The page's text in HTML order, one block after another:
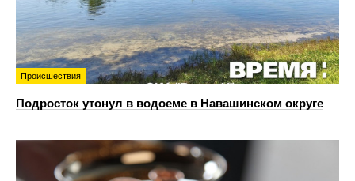
Происшествия
Подросток утонул в водоеме в Навашинском округе